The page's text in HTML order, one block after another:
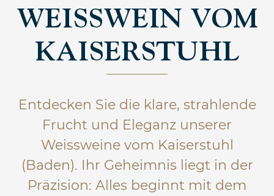
WEISSWEIN VOM
KAISERSTUHL
Entdecken Sie die klare, strahlende
Frucht und Eleganz unserer
Weissweine vom Kaiserstuhl
(Baden). Ihr Geheimnis liegt in der
Präzision: Alles beginnt mit dem